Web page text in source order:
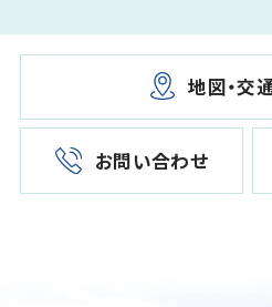
地図・交
お問い合わせ